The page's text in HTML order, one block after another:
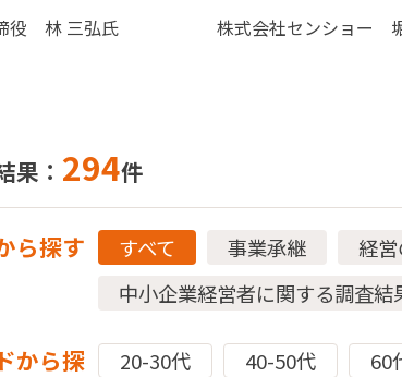
役 林 三弘氏 株式会社センショー
果： 294件
ら探す すべて 事業承継 経
中小企業経営者に関する調査結
から探
20-30代 40-50代 60